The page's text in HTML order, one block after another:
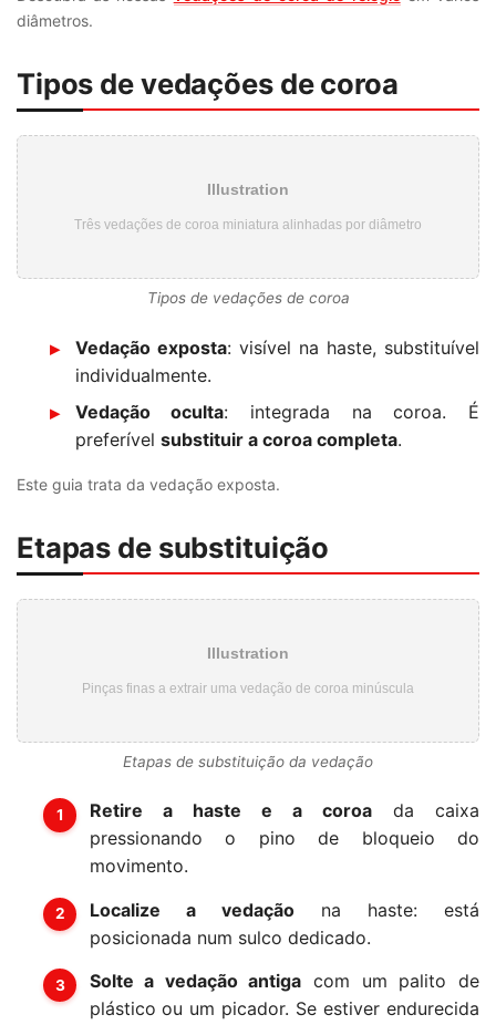
diâmetros.
Tipos de vedações de coroa
Illustration
Três vedações de coroa miniatura alinhadas por diâmetro
Tipos de vedações de coroa
Vedação exposta: visível na haste, substituível
individualmente.
Vedação oculta: integrada na coroa. É
preferível substituir a coroa completa.
Este guia trata da vedação exposta.
Etapas de substituição
Illustration
Pinças finas a extrair uma vedação de coroa minúscula
Etapas de substituição da vedação
Retire a haste e a coroada caixa
pressionando o pino de bloqueio do
movimento.
Localize a vedaçãona haste: está
posicionada num sulco dedicado.
Solte a vedação antiga com um palito de
plástico ou um picador. Se estiver endurecida